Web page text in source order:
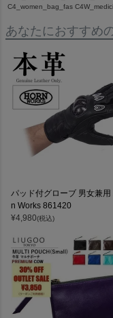
C4_women_bag_fas
あなたにおすすめ
パッド付グローブ 男女兼
n Works 861420
¥4,980(税込)